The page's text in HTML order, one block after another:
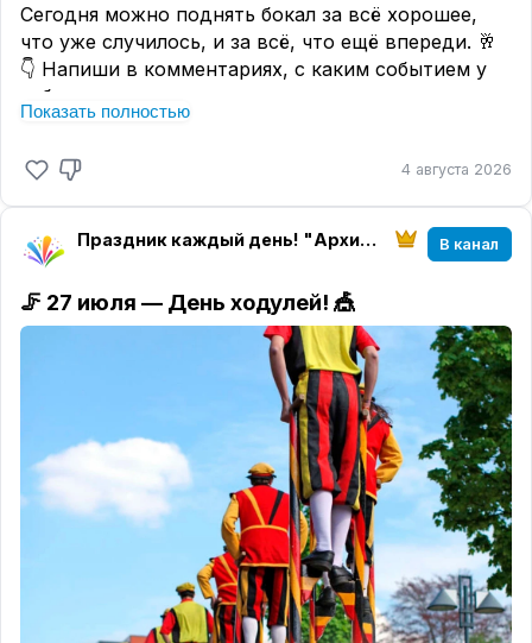
Сегодня можно поднять бокал за всё хорошее,
что уже случилось, и за всё, что ещё впереди. 🥂
👇 Напиши в комментариях, с каким событием у
тебя ассоциируется шампанское — или расскажи
про самый запоминающийся тост, который ты
праздничных моментов! 🎉
#ДеньРожденияШампанского #Шампанское
#ПраздничныйТост #ИгристыеМоменты
#ЗаВсёХорошее
Показать полностью
4 августа 2026
Праздник каждый день! "Архитектура настроения" магазин "Твоего праздника" В канал
🦵 27 июля — День ходулей! 🎪